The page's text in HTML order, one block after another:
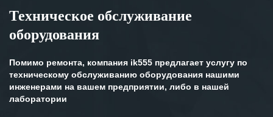
Техническое обслуживание
оборудования
Помимо ремонта, компания ik555 предлагает услугу по
техническому обслуживанию оборудования нашими
инженерами на вашем предприятии, либо в нашей
лаборатории